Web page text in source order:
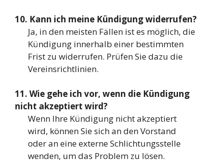
10. Kann ich meine Kündigung widerrufen?
Ja, in den meisten Fällen ist es möglich, die
Kündigung innerhalb einer bestimmten
Frist zu widerrufen. Prüfen Sie dazu die
Vereinsrichtlinien.
11. Wie gehe ich vor, wenn die Kündigung
nicht akzeptiert wird?
Wenn Ihre Kündigung nicht akzeptiert
wird, können Sie sich an den Vorstand
oder an eine externe Schlichtungsstelle
wenden, um das Problem zu lösen.